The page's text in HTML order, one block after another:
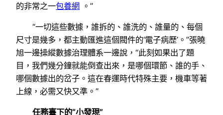
的非常之一包養網 。”
“一切這些數據，誰拆的、誰洗的、誰量的、每個
尺寸是幾多，都主動匯進這個閥件的‘電子病歷’。”張曉
旭一邊操縱數據治理體系一邊說，“此刻如果出了題
目，我們幾分鐘就能倒查出來，是哪個環節、誰的手、
哪個數據出的岔子。這在春運時代特殊主要，機車等著
上線，必需又快又準。”
任務臺下的“小發現”